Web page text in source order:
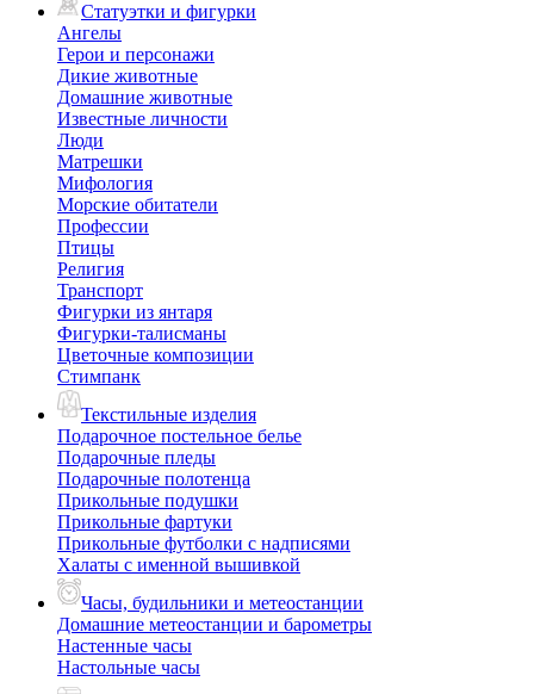
Статуэтки и фигурки
Ангелы
Герои и персонажи
Дикие животные
Домашние животные
Известные личности
Люди
Матрешки
Мифология
Морские обитатели
Профессии
Птицы
Религия
Транспорт
Фигурки из янтаря
Фигурки-талисманы
Цветочные композиции
Стимпанк
Текстильные изделия
Подарочное постельное белье
Подарочные пледы
Подарочные полотенца
Прикольные подушки
Прикольные фартуки
Прикольные футболки с надписями
Халаты с именной вышивкой
Часы, будильники и метеостанции
Домашние метеостанции и барометры
Настенные часы
Настольные часы